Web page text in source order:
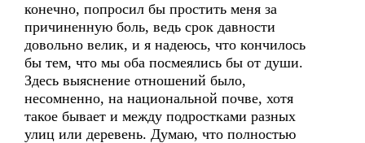
конечно, попросил бы простить меня за
причиненную боль, ведь срок давности
довольно велик, и я надеюсь, что кончилось
бы тем, что мы оба посмеялись бы от души.
Здесь выяснение отношений было,
несомненно, на национальной почве, хотя
такое бывает и между подростками разных
улиц или деревень. Думаю, что полностью